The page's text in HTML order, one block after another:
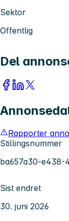
Sektor
Offentlig
Del
Rapporter
Stillingsnummer
ba657a30-e438-
Sist endret
30. juni 2026